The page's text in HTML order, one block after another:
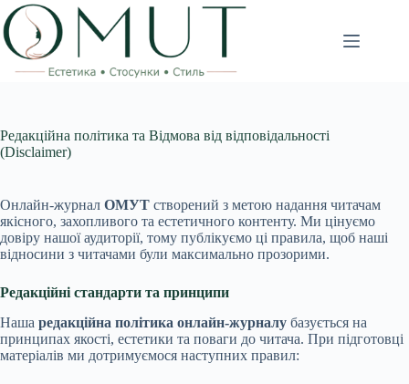
Перейти
до
вмісту
Редакційна політика та Відмова від відповідальності
(Disclaimer)
Онлайн-журнал ОМУТ створений з метою надання читачам
якісного, захопливого та естетичного контенту. Ми цінуємо
довіру нашої аудиторії, тому публікуємо ці правила, щоб наші
відносини з читачами були максимально прозорими.
Редакційні стандарти та принципи
Наша редакційна політика онлайн-журналу базується на
принципах якості, естетики та поваги до читача. При підготовці
матеріалів ми дотримуємося наступних правил: